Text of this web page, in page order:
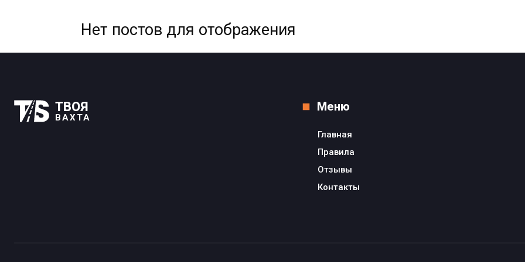
Нет постов для отображения
ТВОЯ
ВАХТА
Меню
Главная
Правила
Отзывы
Контакты